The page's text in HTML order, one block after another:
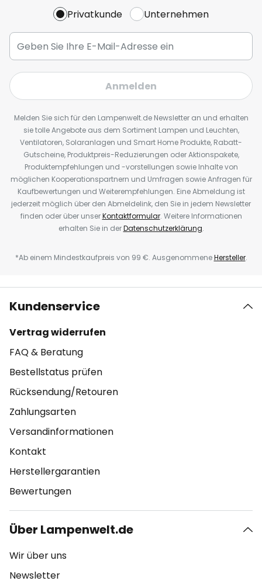
Privatkunde Unternehmen
Anmelden
Melden Sie sich für den Lampenwelt.de Newsletter an und erhalten
sie tolle Angebote aus dem Sortiment Lampen und Leuchten,
Ventilatoren, Solaranlagen und Smart Home Produkte, Rabatt-
Gutscheine, Produktpreis-Reduzierungen oder Aktionspakete,
Produktempfehlungen und -vorstellungen sowie Inhalte von
möglichen Kooperationspartnern und Umfragen sowie Anfragen für
Kaufbewertungen und Weiterempfehlungen. Eine Abmeldung ist
jederzeit möglich über den Abmeldelink, den Sie in jedem Newsletter
finden oder über unserKontaktformular. Weitere Informationen
erhalten Sie in derDatenschutzerklärung.
*Ab einem Mindestkaufpreis von 99 €. AusgenommeneHersteller.
Kundenservice
Vertrag widerrufen
FAQ & Beratung
Bestellstatus prüfen
Rücksendung/Retouren
Zahlungsarten
Versandinformationen
Kontakt
Herstellergarantien
Bewertungen
Über Lampenwelt.de
Wir über uns
Newsletter